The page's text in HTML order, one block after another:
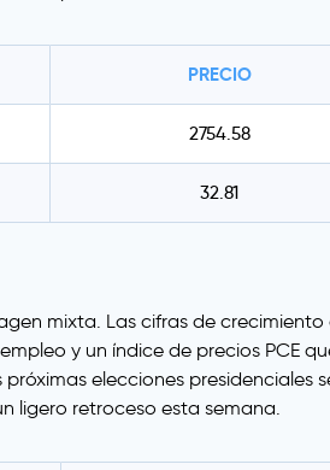
PRECIO
2754.58
32.81
mixta. Las cifras de
y un índice de precios PCE
elecciones
ligero retroceso esta semana.